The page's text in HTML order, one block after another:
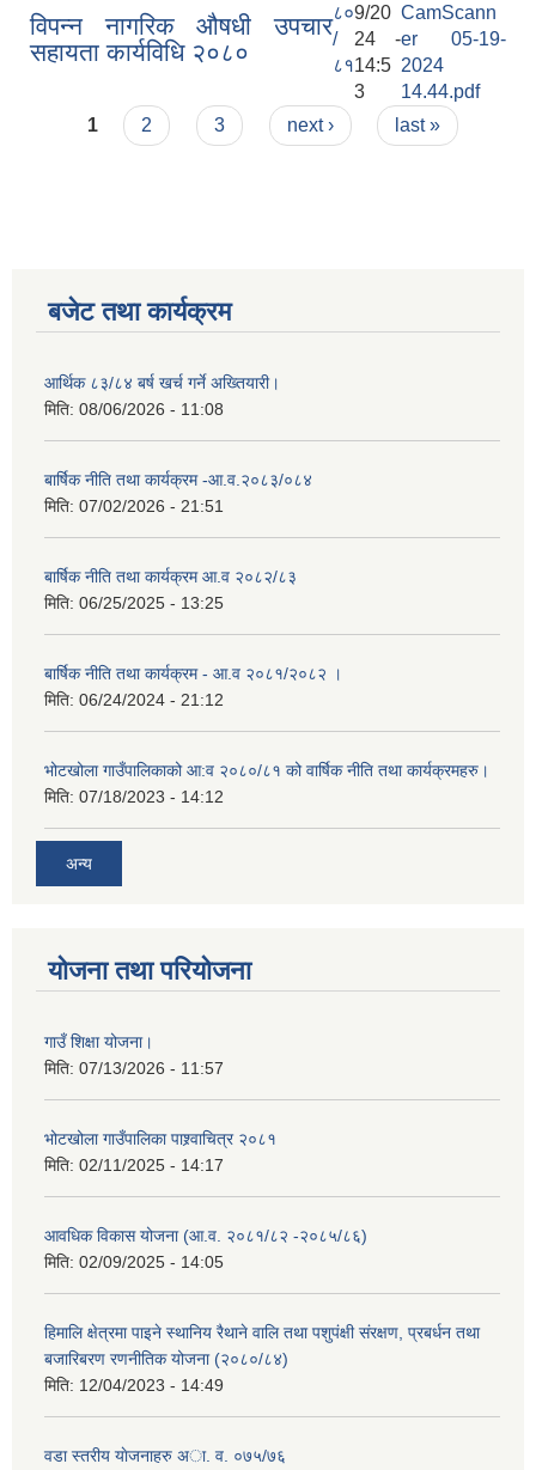
विपन्न नागरिक औषधी उपचार
सहायता कार्यविधि २०८०
८०
/
८१
9/20
24 -
14:5
3
CamScann
er 05-19-
2024
14.44.pdf
Pages
1 2 3 next › last »
बजेट तथा कार्यक्रम
आर्थिक ८३/८४ बर्ष खर्च गर्ने अख्तियारी।
मिति: 08/06/2026 - 11:08
बार्षिक नीति तथा कार्यक्रम -आ.व.२०८३/०८४
मिति: 07/02/2026 - 21:51
बार्षिक नीति तथा कार्यक्रम आ.व २०८२/८३
मिति: 06/25/2025 - 13:25
बार्षिक नीति तथा कार्यक्रम - आ.व २०८१/२०८२ ।
मिति: 06/24/2024 - 21:12
भोटखोला गाउँपालिकाको आ:व २०८०/८१ को वार्षिक नीति तथा कार्यक्रमहरु।
मिति: 07/18/2023 - 14:12
अन्य
योजना तथा परियोजना
गाउँ शिक्षा योजना।
मिति: 07/13/2026 - 11:57
भोटखोला गाउँपालिका पाश्र्वाचित्र २०८१
मिति: 02/11/2025 - 14:17
आवधिक विकास योजना (आ.व. २०८१/८२ -२०८५/८६)
मिति: 02/09/2025 - 14:05
हिमालि क्षेत्रमा पाइने स्थानिय रैथाने वालि तथा पशुपंक्षी संरक्षण, प्रबर्धन तथा
बजारिबरण रणनीतिक योजना (२०८०/८४)
मिति: 12/04/2023 - 14:49
वडा स्तरीय याेजनाहरु अा. व. ०७५/७६